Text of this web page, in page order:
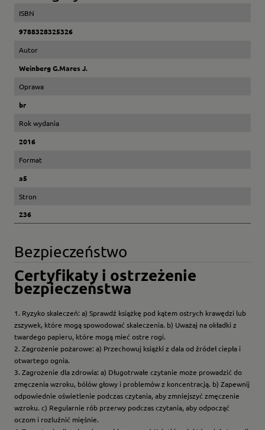
ISBN
9788328325326
Autor
Weinberg G.Mares J.
Oprawa
br
Rok wydania
2016
Format
a5
Stron
236
Bezpieczeństwo
Certyfikaty i ostrzeżenie
bezpieczeństwa
1. Ryzyko skaleczeń: a) Sprawdź książkę pod kątem ostrych krawędzi lub
zszywek, które mogą spowodować skaleczenia. b) Uważaj na okładki z
twardego papieru, które mogą mieć ostre rogi.
2. Zagrożenie pożarowe: a) Przechowuj książki z dala od źródeł ciepła i
otwartego ognia.
3. Zagrożenie dla zdrowia: a) Długotrwałe czytanie może prowadzić do
zmęczenia wzroku, bólów głowy i problemów z koncentracją. b) Zapewnij
odpowiednie oświetlenie podczas czytania, aby zmniejszyć zmęczenie
wzroku. c) Regularnie rób przerwy podczas czytania, aby odpocząć
oczom i rozluźnić mięśnie.